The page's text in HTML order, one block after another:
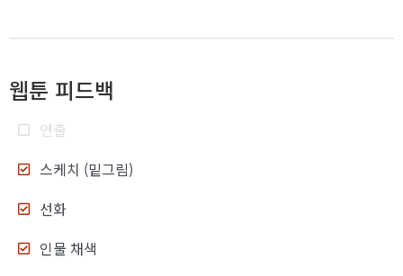
웹툰 피드백
연출
스케치 (밑그림)
선화
인물 채색